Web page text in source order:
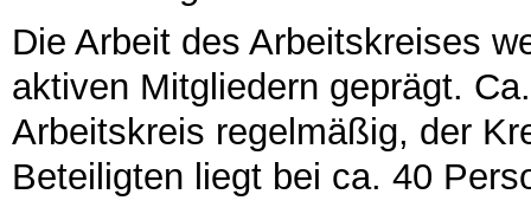
Die Arbeit des Arbeitskreises
aktiven Mitgliedern geprägt.
Arbeitskreis regelmäßig, der
Beteiligten liegt bei ca. 40